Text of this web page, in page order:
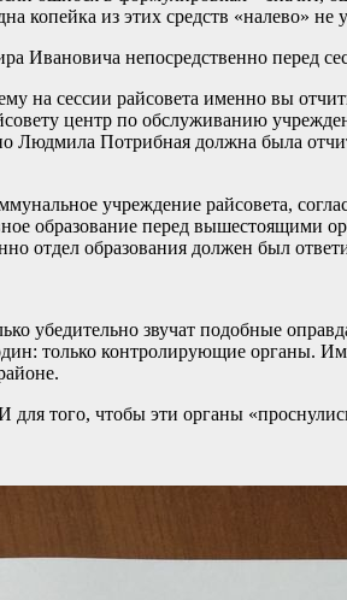
копейка из этих средств «налево» не
непосредственно перед
сессии райсовета именно вы
центр по обслуживанию
Людмила Потрибная должна была
учреждение райсовета,
образование перед вышестоящими
отдел образования должен был
убедительно звучат подобные
только контролирующие органы.
того, чтобы эти органы